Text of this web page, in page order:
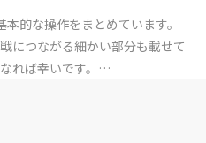
的な操作をまとめています。
につながる細かい部分も載せて
れば幸いです。…